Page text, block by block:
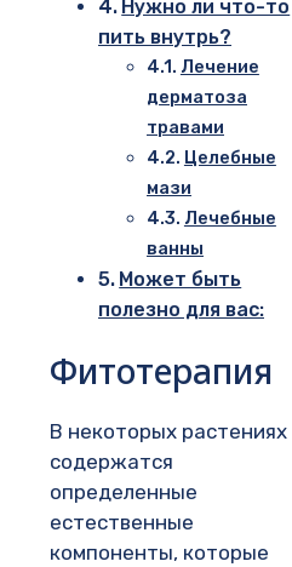
Нужно ли что-то
пить внутрь?
Лечение
дерматоза
травами
Целебные
мази
Лечебные
ванны
Может быть
полезно для вас:
Фитотерапия
В некоторых растениях
содержатся
определенные
естественные
компоненты, которые